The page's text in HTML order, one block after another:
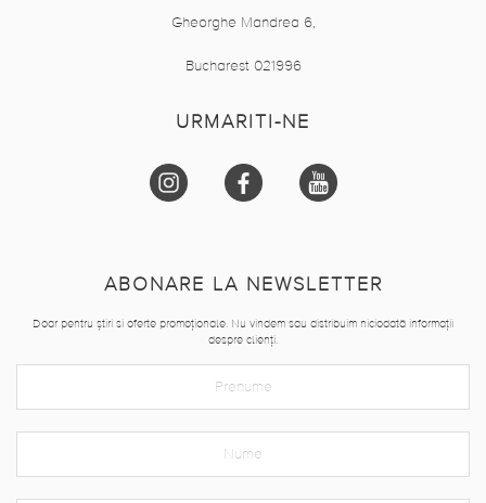
Gheorghe Mandrea 6,
Bucharest 021996
URMARITI-NE
ABONARE LA NEWSLETTER
Doar pentru știri si oferte promoționale. Nu vindem sau distribuim niciodată informații
despre clienți.